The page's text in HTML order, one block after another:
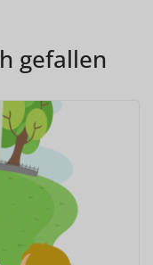
gefallen